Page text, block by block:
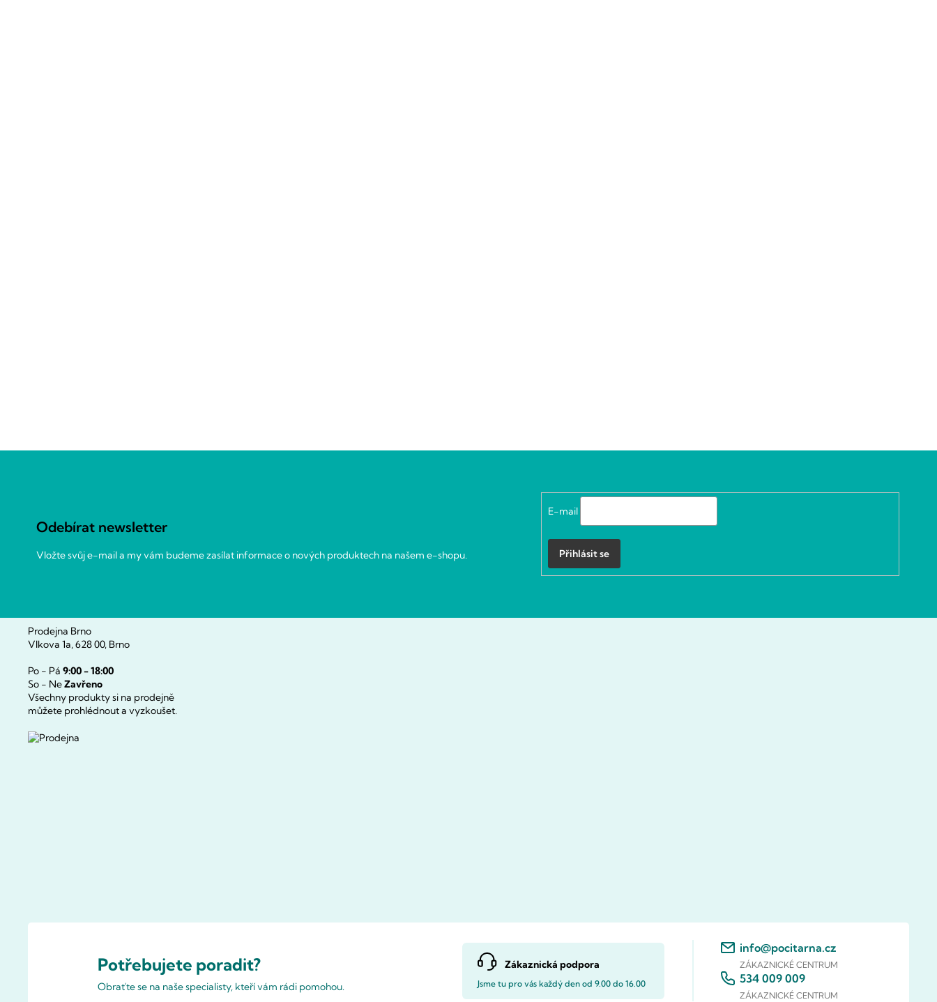
Odebírat newsletter
Vložte svůj e-mail a my vám budeme zasílat informace o nových produktech na našem e-shopu.
E-mail
Přihlásit se
Prodejna Brno
Vlkova 1a, 628 00, Brno
Po - Pá 9:00 - 18:00
So - NeZavřeno
Všechny produkty si na prodejně
můžete prohlédnout a vyzkoušet.
Potřebujete poradit?
Obraťte se na naše specialisty, kteří vám rádi pomohou.
Zákaznická podpora
Jsme tu pro vás každý den od 9.00 do 16.00
info@pocitarna.cz
ZÁKAZNICKÉ CENTRUM
534 009 009
ZÁKAZNICKÉ CENTRUM